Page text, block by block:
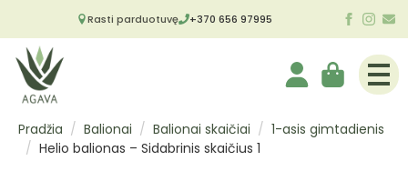
Rasti parduotuvę +370 656 97995
Pradžia Balionai Balionai skaičiai
1-asis gimtadienis
Helio balionas – Sidabrinis skaičius 1